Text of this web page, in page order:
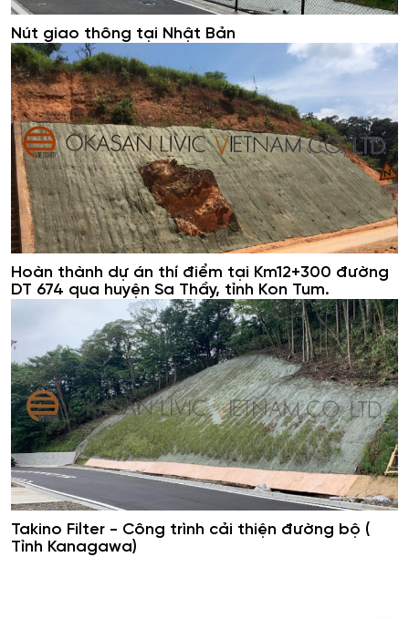
Nút giao thông tại Nhật Bản
Hoàn thành dự án thí điểm tại Km12+300 đường
DT 674 qua huyện Sa Thầy, tỉnh Kon Tum.
Takino Filter - Công trình cải thiện đường bộ (
Tỉnh Kanagawa)